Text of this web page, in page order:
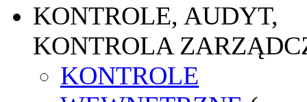
KONTROLE, AUDYT,
KONTROLA
KONTROLE